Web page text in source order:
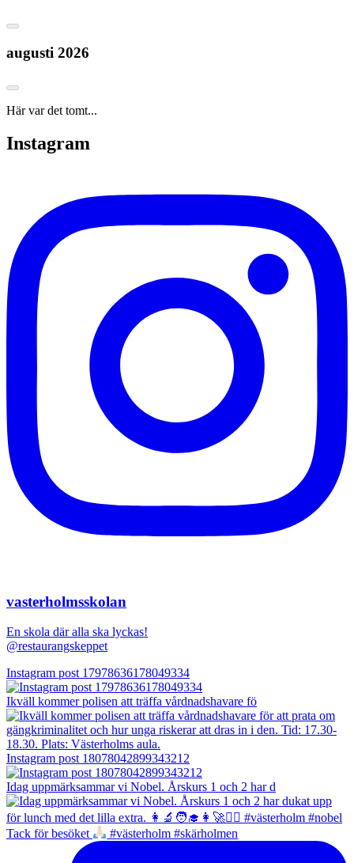
augusti 2026
Här var det tomt...
Instagram
vasterholmsskolan
En skola där alla ska lyckas!
@restaurangskeppet
Instagram post 17978636178049334
Ikväll kommer polisen att träffa vårdnadshavare fö
Instagram post 18078042899343212
Idag uppmärksammar vi Nobel. Årskurs 1 och 2 har d
Tack för besöket #västerholm #skärholmen